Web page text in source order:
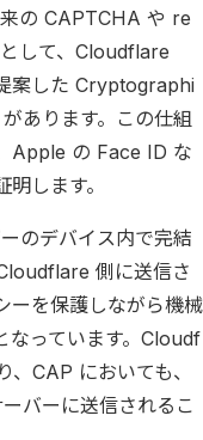
の CAPTCHA や re
して、Cloudflare
案した Cryptographi
あります。この仕組
Apple の Face ID な
します。
のデバイス内で完結
側に送信さ
ーを保護しながら機械
なっています。Cloudf
CAP においても、
バーに送信されるこ